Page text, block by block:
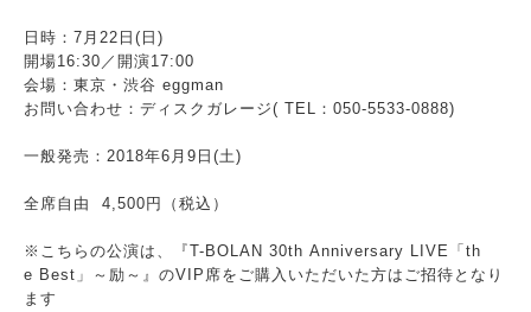
日時：7月22日(日)
開場16:30／開演17:00
会場：東京・渋谷 eggman
お問い合わせ：ディスクガレージ( TEL：050-5533-0888)
一般発売：2018年6月9日(土)
全席自由 4,500円（税込）
※こちらの公演は、『T-BOLAN 30th Anniversary LIVE「th
e Best」～励～』のVIP席をご購入いただいた方はご招待となり
ます